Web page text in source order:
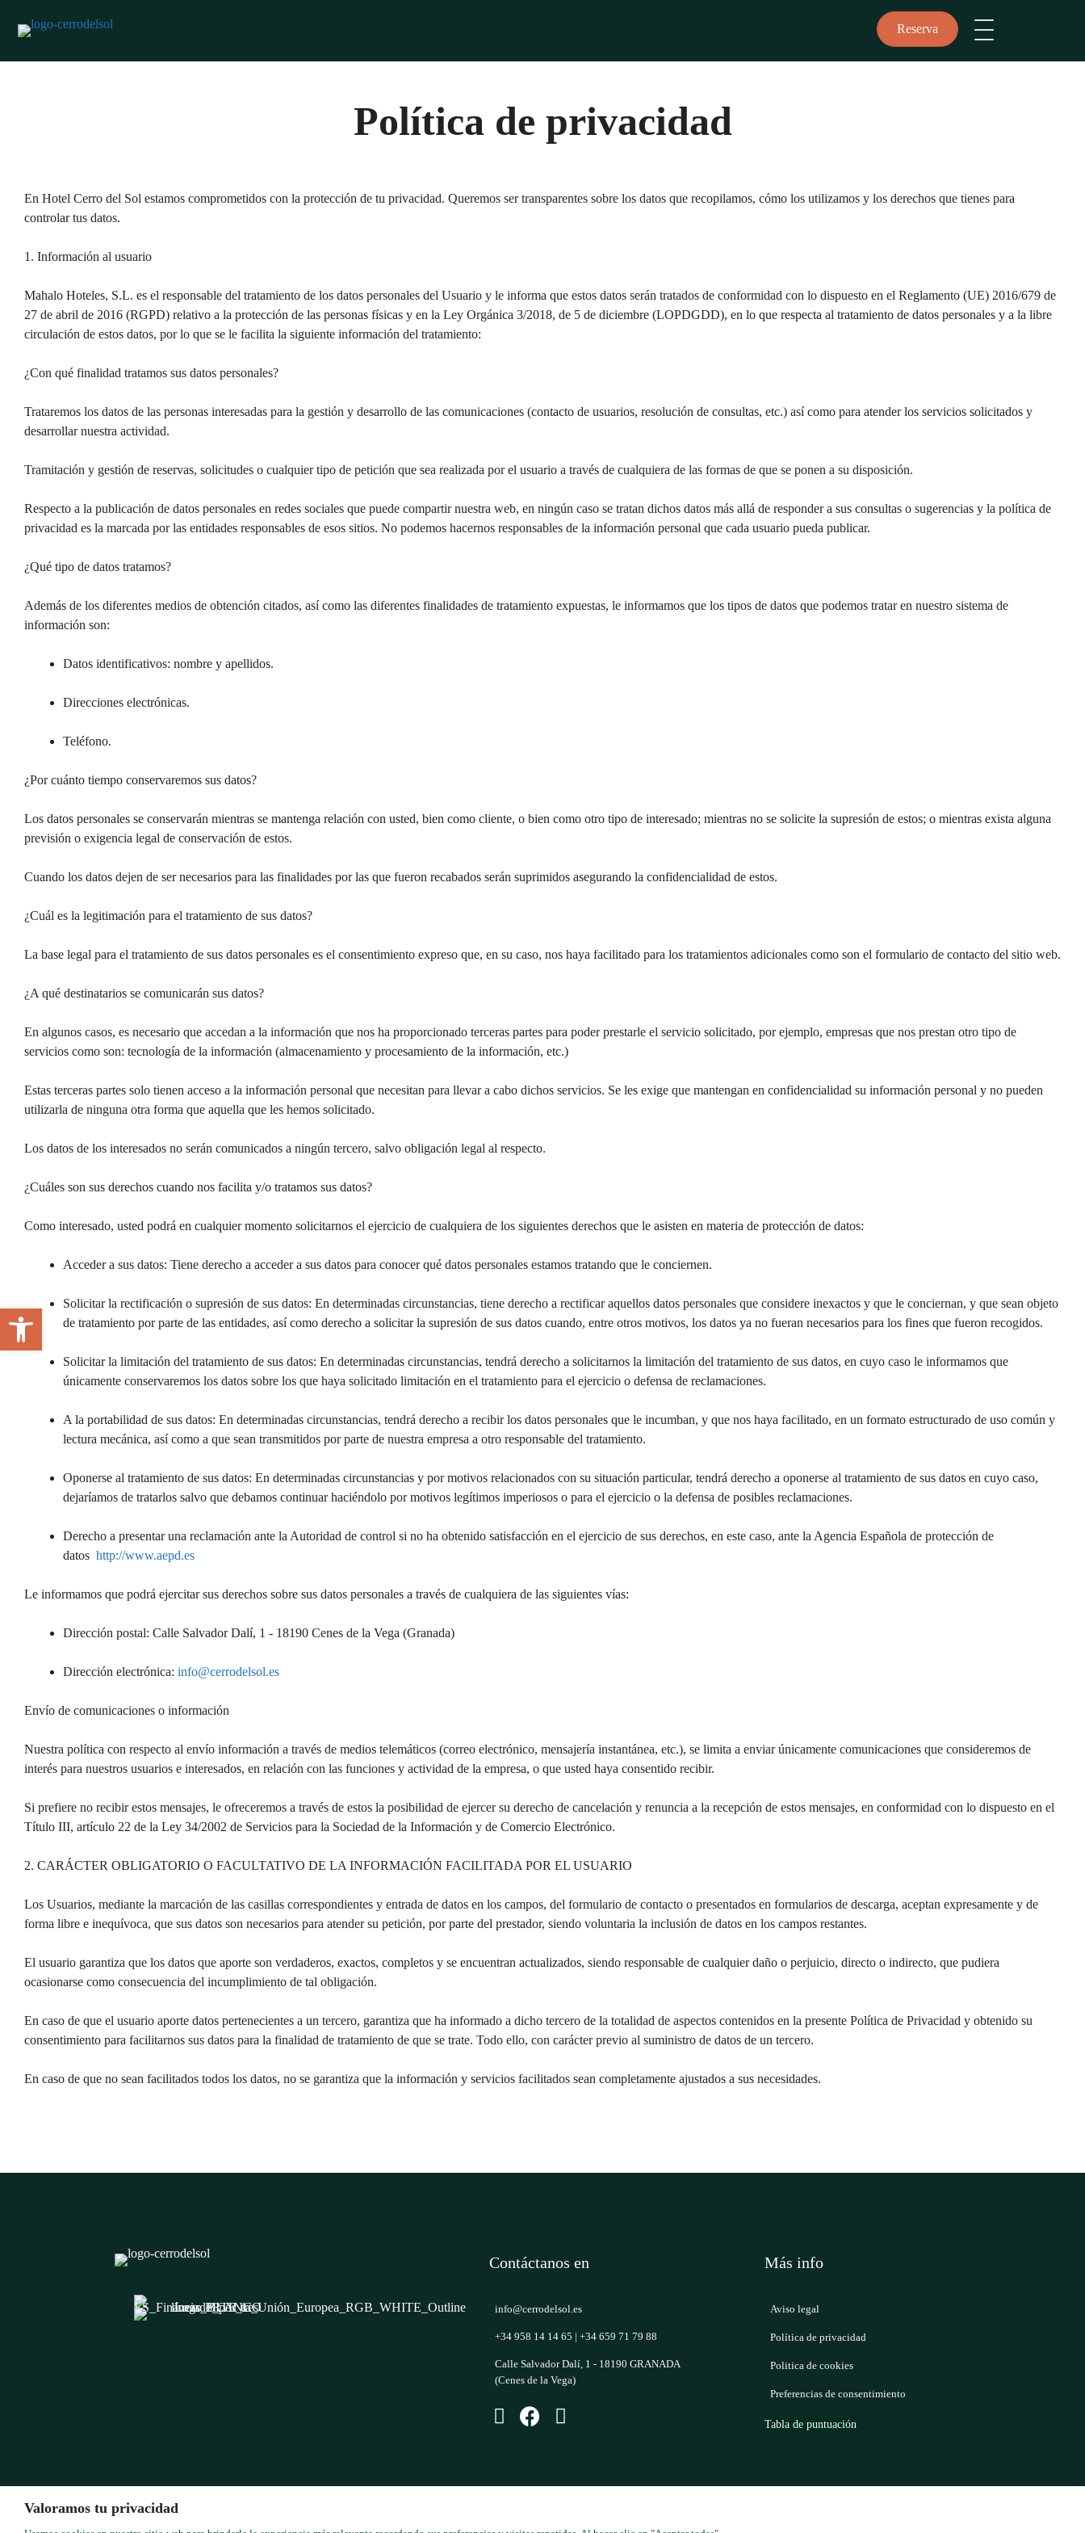
Reserva
Política de privacidad
En Hotel Cerro del Sol estamos comprometidos con la protección de tu privacidad. Queremos ser transparentes sobre los datos que recopilamos, cómo los utilizamos y los derechos que tienes para
controlar tus datos.
1. Información al usuario
Mahalo Hoteles, S.L. es el responsable del tratamiento de los datos personales del Usuario y le informa que estos datos serán tratados de conformidad con lo dispuesto en el Reglamento (UE) 2016/679 de
27 de abril de 2016 (RGPD) relativo a la protección de las personas físicas y en la Ley Orgánica 3/2018, de 5 de diciembre (LOPDGDD), en lo que respecta al tratamiento de datos personales y a la libre
circulación de estos datos, por lo que se le facilita la siguiente información del tratamiento:
¿Con qué finalidad tratamos sus datos personales?
Trataremos los datos de las personas interesadas para la gestión y desarrollo de las comunicaciones (contacto de usuarios, resolución de consultas, etc.) así como para atender los servicios solicitados y
desarrollar nuestra actividad.
Tramitación y gestión de reservas, solicitudes o cualquier tipo de petición que sea realizada por el usuario a través de cualquiera de las formas de que se ponen a su disposición.
Respecto a la publicación de datos personales en redes sociales que puede compartir nuestra web, en ningún caso se tratan dichos datos más allá de responder a sus consultas o sugerencias y la política de
privacidad es la marcada por las entidades responsables de esos sitios. No podemos hacernos responsables de la información personal que cada usuario pueda publicar.
¿Qué tipo de datos tratamos?
Además de los diferentes medios de obtención citados, así como las diferentes finalidades de tratamiento expuestas, le informamos que los tipos de datos que podemos tratar en nuestro sistema de
información son:
Datos identificativos: nombre y apellidos.
Direcciones electrónicas.
Teléfono.
¿Por cuánto tiempo conservaremos sus datos?
Los datos personales se conservarán mientras se mantenga relación con usted, bien como cliente, o bien como otro tipo de interesado; mientras no se solicite la supresión de estos; o mientras exista alguna
previsión o exigencia legal de conservación de estos.
Cuando los datos dejen de ser necesarios para las finalidades por las que fueron recabados serán suprimidos asegurando la confidencialidad de estos.
¿Cuál es la legitimación para el tratamiento de sus datos?
La base legal para el tratamiento de sus datos personales es el consentimiento expreso que, en su caso, nos haya facilitado para los tratamientos adicionales como son el formulario de contacto del sitio web.
¿A qué destinatarios se comunicarán sus datos?
En algunos casos, es necesario que accedan a la información que nos ha proporcionado terceras partes para poder prestarle el servicio solicitado, por ejemplo, empresas que nos prestan otro tipo de
servicios como son: tecnología de la información (almacenamiento y procesamiento de la información, etc.)
Estas terceras partes solo tienen acceso a la información personal que necesitan para llevar a cabo dichos servicios. Se les exige que mantengan en confidencialidad su información personal y no pueden
utilizarla de ninguna otra forma que aquella que les hemos solicitado.
Los datos de los interesados no serán comunicados a ningún tercero, salvo obligación legal al respecto.
¿Cuáles son sus derechos cuando nos facilita y/o tratamos sus datos?
Como interesado, usted podrá en cualquier momento solicitarnos el ejercicio de cualquiera de los siguientes derechos que le asisten en materia de protección de datos:
Acceder a sus datos: Tiene derecho a acceder a sus datos para conocer qué datos personales estamos tratando que le conciernen.
Solicitar la rectificación o supresión de sus datos: En determinadas circunstancias, tiene derecho a rectificar aquellos datos personales que considere inexactos y que le conciernan, y que sean objeto
de tratamiento por parte de las entidades, así como derecho a solicitar la supresión de sus datos cuando, entre otros motivos, los datos ya no fueran necesarios para los fines que fueron recogidos.
Solicitar la limitación del tratamiento de sus datos: En determinadas circunstancias, tendrá derecho a solicitarnos la limitación del tratamiento de sus datos, en cuyo caso le informamos que
únicamente conservaremos los datos sobre los que haya solicitado limitación en el tratamiento para el ejercicio o defensa de reclamaciones.
A la portabilidad de sus datos: En determinadas circunstancias, tendrá derecho a recibir los datos personales que le incumban, y que nos haya facilitado, en un formato estructurado de uso común y
lectura mecánica, así como a que sean transmitidos por parte de nuestra empresa a otro responsable del tratamiento.
Oponerse al tratamiento de sus datos: En determinadas circunstancias y por motivos relacionados con su situación particular, tendrá derecho a oponerse al tratamiento de sus datos en cuyo caso,
dejaríamos de tratarlos salvo que debamos continuar haciéndolo por motivos legítimos imperiosos o para el ejercicio o la defensa de posibles reclamaciones.
Derecho a presentar una reclamación ante la Autoridad de control si no ha obtenido satisfacción en el ejercicio de sus derechos, en este caso, ante la Agencia Española de protección de
datos http://www.aepd.es
Le informamos que podrá ejercitar sus derechos sobre sus datos personales a través de cualquiera de las siguientes vías:
Dirección postal: Calle Salvador Dalí, 1 - 18190 Cenes de la Vega (Granada)
Dirección electrónica: info@cerrodelsol.es
Envío de comunicaciones o información
Nuestra política con respecto al envío información a través de medios telemáticos (correo electrónico, mensajería instantánea, etc.), se limita a enviar únicamente comunicaciones que consideremos de
interés para nuestros usuarios e interesados, en relación con las funciones y actividad de la empresa, o que usted haya consentido recibir.
Si prefiere no recibir estos mensajes, le ofreceremos a través de estos la posibilidad de ejercer su derecho de cancelación y renuncia a la recepción de estos mensajes, en conformidad con lo dispuesto en el
Título III, artículo 22 de la Ley 34/2002 de Servicios para la Sociedad de la Información y de Comercio Electrónico.
2. CARÁCTER OBLIGATORIO O FACULTATIVO DE LA INFORMACIÓN FACILITADA POR EL USUARIO
Los Usuarios, mediante la marcación de las casillas correspondientes y entrada de datos en los campos, del formulario de contacto o presentados en formularios de descarga, aceptan expresamente y de
forma libre e inequívoca, que sus datos son necesarios para atender su petición, por parte del prestador, siendo voluntaria la inclusión de datos en los campos restantes.
El usuario garantiza que los datos que aporte son verdaderos, exactos, completos y se encuentran actualizados, siendo responsable de cualquier daño o perjuicio, directo o indirecto, que pudiera
ocasionarse como consecuencia del incumplimiento de tal obligación.
En caso de que el usuario aporte datos pertenecientes a un tercero, garantiza que ha informado a dicho tercero de la totalidad de aspectos contenidos en la presente Política de Privacidad y obtenido su
consentimiento para facilitarnos sus datos para la finalidad de tratamiento de que se trate. Todo ello, con carácter previo al suministro de datos de un tercero.
En caso de que no sean facilitados todos los datos, no se garantiza que la información y servicios facilitados sean completamente ajustados a sus necesidades.
Contáctanos en
info@cerrodelsol.es
+34 958 14 14 65 | +34 659 71 79 88
Calle Salvador Dalí, 1 - 18190 GRANADA
(Cenes de la Vega)
Más info
Aviso legal
Política de privacidad
Politica de cookies
Preferencias de consentimiento
Tabla de puntuación
Valoramos tu privacidad
Abrir barra de herramientas